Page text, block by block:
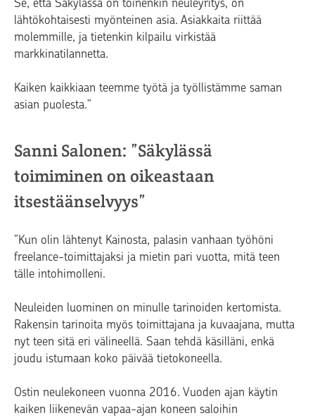
Se, että Säkylässä on toinenkin neuleyritys, on
lähtökohtaisesti myönteinen asia. Asiakkaita riittää
molemmille, ja tietenkin kilpailu virkistää
markkinatilannetta.
Kaiken kaikkiaan teemme työtä ja työllistämme saman
asian puolesta.”
Sanni Salonen: ”Säkylässä
toimiminen on oikeastaan
itsestäänselvyys”
”Kun olin lähtenyt Kainosta, palasin vanhaan työhöni
freelance-toimittajaksi ja mietin pari vuotta, mitä teen
tälle intohimolleni.
Neuleiden luominen on minulle tarinoiden kertomista.
Rakensin tarinoita myös toimittajana ja kuvaajana, mutta
nyt teen sitä eri välineellä. Saan tehdä käsilläni, enkä
joudu istumaan koko päivää tietokoneella.
Ostin neulekoneen vuonna 2016. Vuoden ajan käytin
kaiken liikenevän vapaa-ajan koneen saloihin